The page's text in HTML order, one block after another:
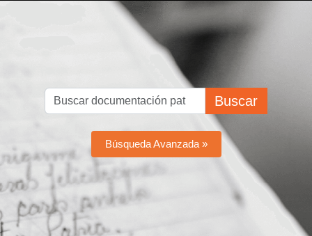
Buscar
Búsqueda Avanzada »